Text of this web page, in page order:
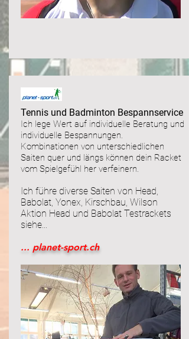
Tennis und Badminton Bespannservice
Ich lege Wert auf individuelle Beratung und
individuelle Bespannungen.
Kombinationen von unterschiedlichen
Saiten quer und längs können dein Racket
vom Spielgefühl her verfeinern.
Ich führe diverse Saiten von Head,
Babolat, Yonex, Kirschbau, Wilson
Aktion Head und Babolat Testrackets
siehe...
... planet-sport.ch